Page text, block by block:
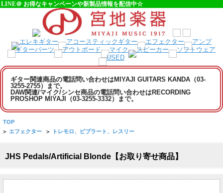
LINE＠ お得なキャンペーンや新製品情報を配信中☆
ギター関連商品の電話問い合わせはMIYAJI GUITARS KANDA（03-
3255-2755）まで。
DAW関連/マイク/シンセ商品の電話問い合わせはRECORDING
PROSHOP MIYAJI（03-3255-3332）まで。
TOP
> エフェクター > トレモロ、ビブラート、レスリー
JHS Pedals/Artificial Blonde【お取り寄せ商品】